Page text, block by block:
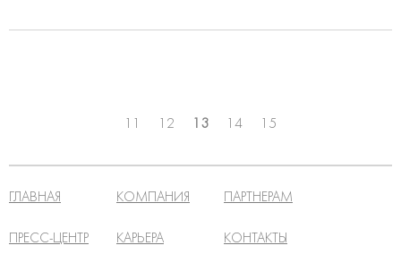
12 13 14 15
ГЛАВНАЯ КОМПАНИЯ ПАРТНЕРАМ
ПРЕСС-ЦЕНТР КАРЬЕРА КОНТАКТЫ